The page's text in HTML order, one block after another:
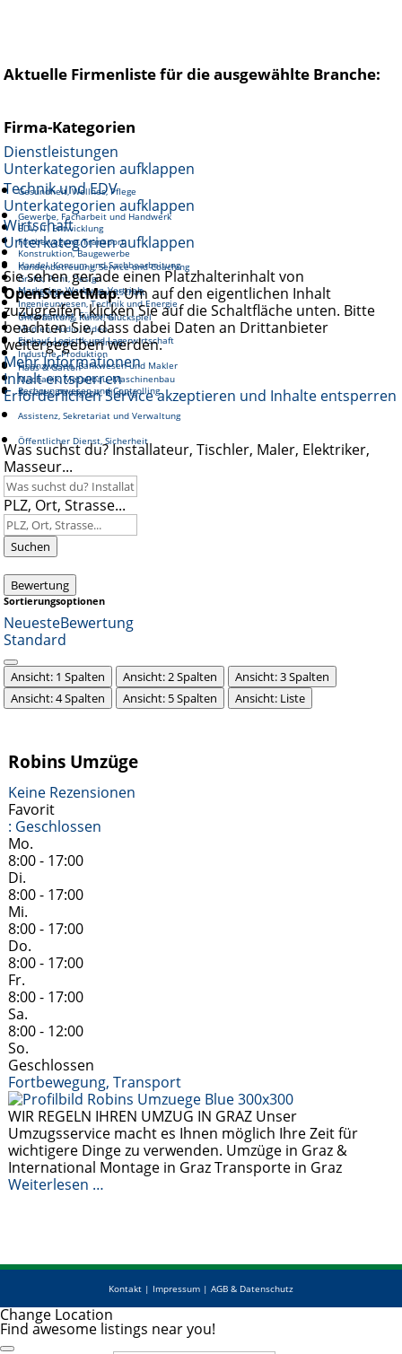
Aktuelle Firmenliste für die ausgewählte Branche:
Firma-Kategorien
Dienstleistungen
Unterkategorien aufklappen
Gesundheit, Wellnes, Pflege
Gewerbe, Facharbeit und Handwerk
Fortbewegung, Transport
Kundenbetreuung, Service und Coaching
Reinigung und Hauswirtschaft
Unterhaltung, Kunst, Glückspiel
Gastronomie, Tourismus
Haus & Garten
Soziales, Pädagogik, Bildung
Technik und EDV
Unterkategorien aufklappen
EDV, IT, Entwicklung
Konstruktion, Baugewerbe
Grafik, Print, Design
Ingenieurwesen, Technik und Energie
Medien, Audio, Video
Industrie, Produktion
Mechanik, Metallbau, Maschinenbau
Wirtschaft
Unterkategorien aufklappen
Handel, Konsum und Sachbearbeitung
Marketing, Werbung, Vertrieb
Management, Führung
Einkauf, Logistik und Lagerwirtschaft
Finanzwesen, Bankwesen und Makler
Rechnungswesen und Controlling
Assistenz, Sekretariat und Verwaltung
Öffentlicher Dienst, Sicherheit
Sie sehen gerade einen Platzhalterinhalt von
OpenStreetMap. Um auf den eigentlichen Inhalt
zuzugreifen, klicken Sie auf die Schaltfläche unten. Bitte
beachten Sie, dass dabei Daten an Drittanbieter
weitergegeben werden.
Mehr Informationen
Inhalt entsperren
Erforderlichen Service akzeptieren und Inhalte entsperren
Was suchst du? Installateur, Tischler, Maler, Elektriker,
Masseur...
PLZ, Ort, Strasse...
Suchen
Bewertung
Sortierungsoptionen
NeuesteBewertung
Standard
Ansicht: 1 Spalten Ansicht: 2 Spalten
Ansicht: 3 Spalten
Ansicht: 4 Spalten
Ansicht: 5 Spalten Ansicht: Liste
Robins Umzüge
Keine Rezensionen
Favorit
: Geschlossen
Mo.
8:00 - 17:00
Di.
8:00 - 17:00
Mi.
8:00 - 17:00
Do.
8:00 - 17:00
Fr.
8:00 - 17:00
Sa.
8:00 - 12:00
So.
Geschlossen
Fortbewegung, Transport
WIR REGELN IHREN UMZUG IN GRAZ Unser
Umzugsservice macht es Ihnen möglich Ihre Zeit für
wichtigere Dinge zu verwenden. Umzüge in Graz &
International Montage in Graz Transporte in Graz
Weiterlesen …
Kontakt | Impressum | AGB & Datenschutz
Change Location
Find awesome listings near you!